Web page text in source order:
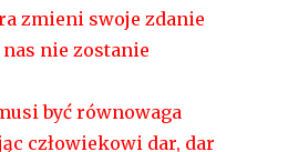
zmieni swoje zdanie
nie zostanie
być równowaga
człowiekowi dar, dar